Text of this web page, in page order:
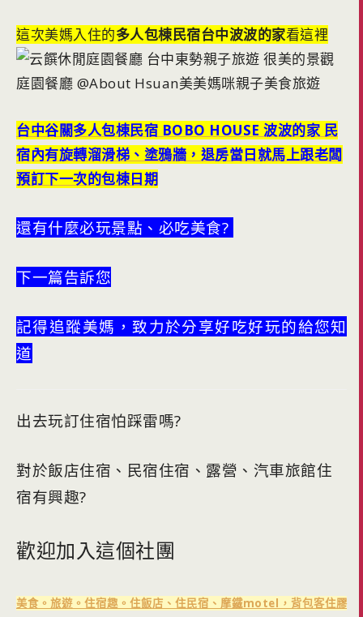
這次美媽入住的多人包棟民宿台中波波的家看這裡
台中谷關多人包棟民宿 BOBO HOUSE 波波的家 民
宿內有旋轉溜滑梯、塗鴉牆，退房當日就馬上跟老闆
預訂下一次的包棟日期
還有什麼必玩景點、必吃美食?
下一篇告訴您
記得追蹤美媽，致力於分享好吃好玩的給您知
道
出去玩訂住宿怕踩雷嗎?
對於飯店住宿、民宿住宿、露營、汽車旅館住
宿有興趣?
歡迎加入這個社團
美食。旅遊。住宿趣。住飯店、住民宿、摩鐵motel，背包客住膠